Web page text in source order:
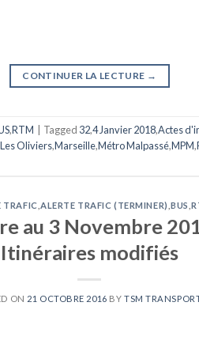
CONTINUER LA LECTURE →
,RTM Tagged 32,4 Janvier 2018,Actes
Les Oliviers,Marseille,Métro Malpassé,MPM,
TRAFIC ,ALERTE TRAFIC (TERMINER) ,BUS ,
au 3 Novembre
Itinéraires modifiés
ON 21 OCTOBRE 2016 BY TSM